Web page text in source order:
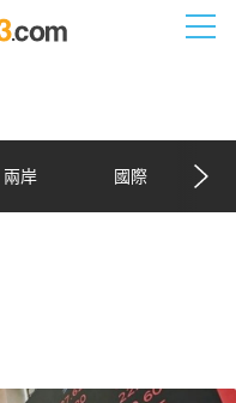
兩岸 國際